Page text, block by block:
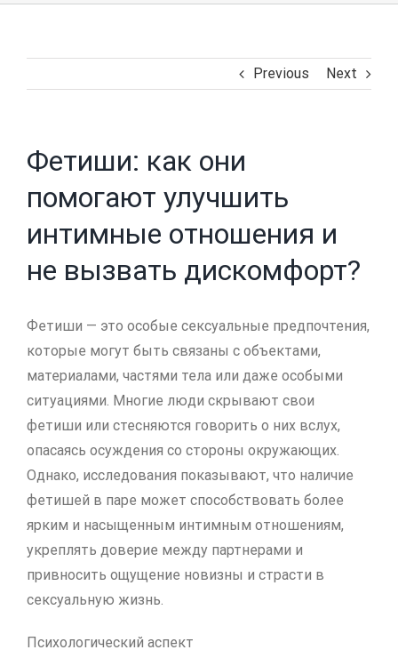
Previous Next
Фетиши: как они
помогают улучшить
интимные отношения и
не вызвать дискомфорт?
Фетиши — это особые сексуальные предпочтения,
которые могут быть связаны с объектами,
материалами, частями тела или даже особыми
ситуациями. Многие люди скрывают свои
фетиши или стесняются говорить о них вслух,
опасаясь осуждения со стороны окружающих.
Однако, исследования показывают, что наличие
фетишей в паре может способствовать более
ярким и насыщенным интимным отношениям,
укреплять доверие между партнерами и
привносить ощущение новизны и страсти в
сексуальную жизнь.
Психологический аспект